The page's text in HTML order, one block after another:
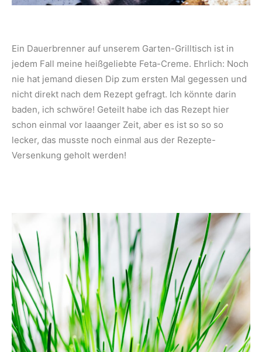
Ein Dauerbrenner auf unserem Garten-Grilltisch ist in
jedem Fall meine heißgeliebte Feta-Creme. Ehrlich: Noch
nie hat jemand diesen Dip zum ersten Mal gegessen und
nicht direkt nach dem Rezept gefragt. Ich könnte darin
baden, ich schwöre! Geteilt habe ich das Rezept hier
schon einmal vor laaanger Zeit, aber es ist so so so
lecker, das musste noch einmal aus der Rezepte-
Versenkung geholt werden!